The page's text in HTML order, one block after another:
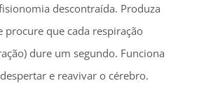
descontraída. Produza
procure que cada respiração
dure um segundo. Funciona
e reavivar o cérebro.